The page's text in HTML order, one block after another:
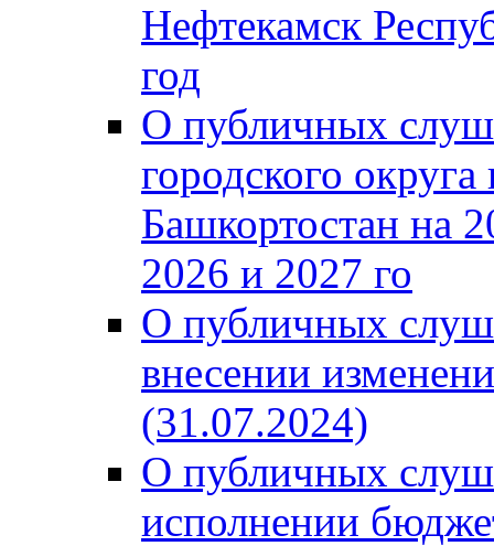
Нефтекамск
год
О публичных
городского
Башкортостан на
2026 и 2027 го
О публичных
внесении
(31.07.2024)
О публичных
исполнении